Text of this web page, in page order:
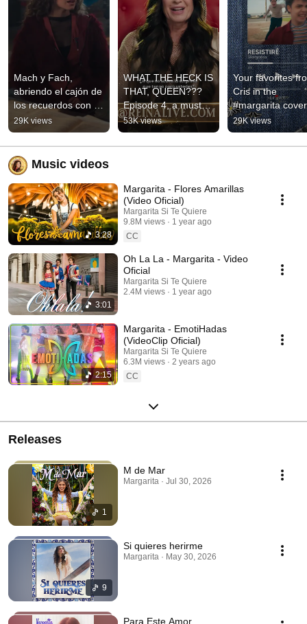
Mach y Fach,
abriendo el cajón de
los recuerdos con
una canción que nos
gusta mucho!!
29K views
WHAT THE HECK IS
THAT, QUEEN???
Episode 4, a must-
watch!!! Now
available on HBO
MAX. #margarita
53K views
Your favorites
Cris in the
#margarita cover
series
29K views
Music videos
3:28
Margarita - Flores Amarillas
(Video Oficial)
Margarita Si Te Quiere
9.8M views
1 year ago
CC
3:01
Oh La La - Margarita - Video
Oficial
Margarita Si Te Quiere
2.4M views
1 year ago
2:15
Margarita - EmotiHadas
(VideoClip Oficial)
Margarita Si Te Quiere
6.3M views
2 years ago
CC
Releases
1
M de Mar
Margarita · Jul 30, 2026
9
Si quieres herirme
Margarita · May 30, 2026
Para Este Amor